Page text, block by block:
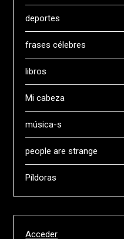
deportes
frases célebres
libros
Mi cabeza
música-s
people are strange
Píldoras
Acceder